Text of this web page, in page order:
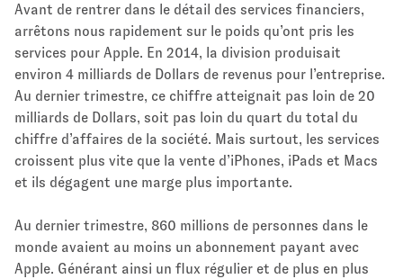
Avant de rentrer dans le détail des services financiers,
arrêtons nous rapidement sur le poids qu’ont pris les
services pour Apple. En 2014, la division produisait
environ 4 milliards de Dollars de revenus pour l’entreprise.
Au dernier trimestre, ce chiffre atteignait pas loin de 20
milliards de Dollars, soit pas loin du quart du total du
chiffre d’affaires de la société. Mais surtout, les services
croissent plus vite que la vente d’iPhones, iPads et Macs
et ils dégagent une marge plus importante.
Au dernier trimestre, 860 millions de personnes dans le
monde avaient au moins un abonnement payant avec
Apple. Générant ainsi un flux régulier et de plus en plus